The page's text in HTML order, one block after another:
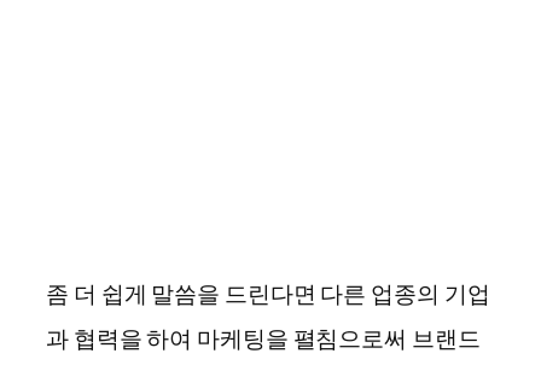
좀 더 쉽게 말씀을 드린다면 다른 업종의 기업
과 협력을 하여 마케팅을 펼침으로써 브랜드